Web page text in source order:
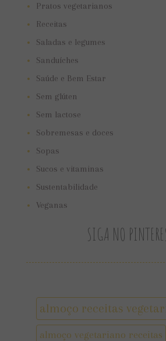
Pratos vegetarianos
Receitas
Saladas e legumes
Sanduíches
Saúde e Bem Estar
Sem glúten
Sem lactose
Sobremesas e doces
Sopas
Sucos e vitaminas
Sustentabilidade
Veganas
SIGA NO
almoço receitas
almoço vegetariano receitas